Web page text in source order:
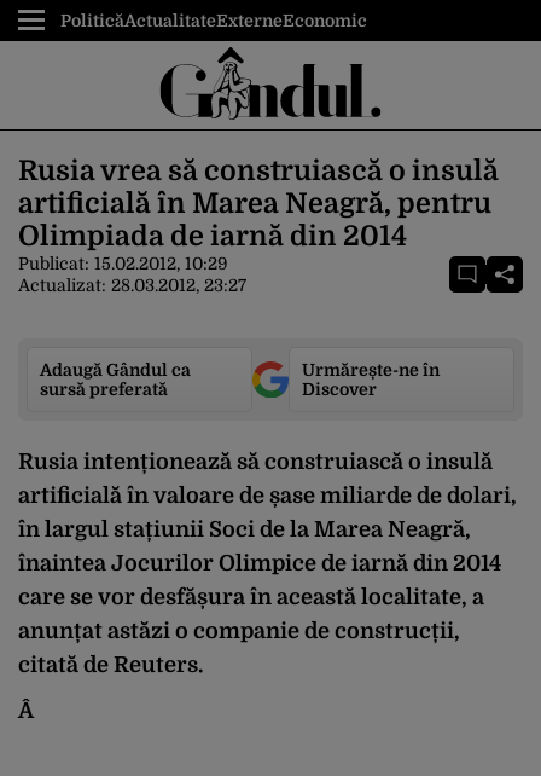
PoliticăActualitateExterneEconomic
Rusia vrea să construiască o insulă
artificială în Marea Neagră, pentru
Olimpiada de iarnă din 2014
Publicat: 15.02.2012, 10:29
Actualizat: 28.03.2012, 23:27
Adaugă Gândul ca
sursă preferată
Urmărește-ne în
Discover
Rusia intenționează să construiască o insulă
artificială în valoare de șase miliarde de dolari,
în largul stațiunii Soci de la Marea Neagră,
înaintea Jocurilor Olimpice de iarnă din 2014
care se vor desfășura în această localitate, a
anunțat astăzi o companie de construcții,
citată de Reuters.
Â